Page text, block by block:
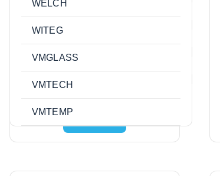
WELCH
WITEG
VMGLASS
VMTECH
VMTEMP
DEDAL EXTRACCION
CELULOSA MN 645 33 X 80 MM
PV MACHEREY NAGEL 25UN